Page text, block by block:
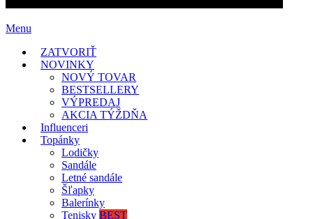
Menu
ZATVORIŤ
NOVINKY
NOVÝ TOVAR
BESTSELLERY
VÝPREDAJ
AKCIA TÝŽDŇA
Influenceri
Topánky
Lodičky
Sandále
Letné sandále
Šľapky
Balerínky
Tenisky BEST